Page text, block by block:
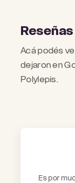
Acá podés
dejaron en
Polylepis.
Es por